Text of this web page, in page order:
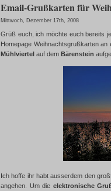
Email-Grußkarten für
Mittwoch, Dezember 17th, 2008
Grüß euch, ich möchte euch bereits
Homepage Weihnachtsgrußkarten
Mühlviertel auf dem Bärenstein
Ich hoffe ihr habt ausserdem den
angehen. Um die elektronische